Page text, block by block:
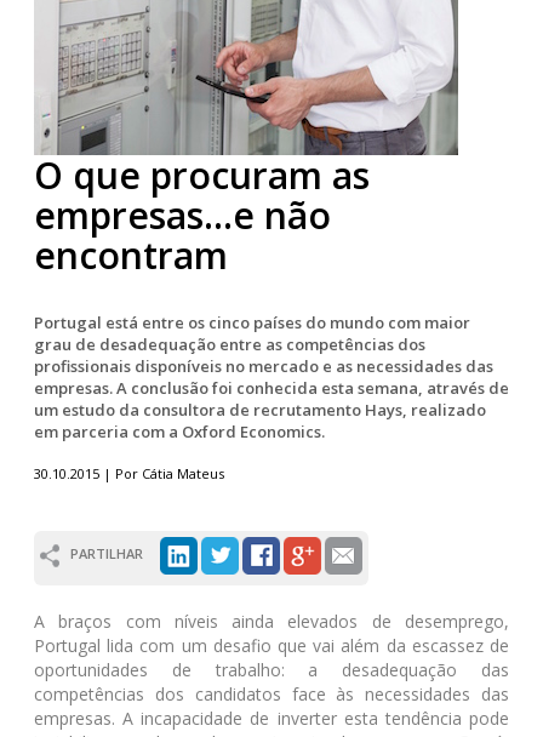
O que procuram as
empresas...e não
encontram
Portugal está entre os cinco países do mundo com maior
grau de desadequação entre as competências dos
profissionais disponíveis no mercado e as necessidades das
empresas. A conclusão foi conhecida esta semana, através de
um estudo da consultora de recrutamento Hays, realizado
em parceria com a Oxford Economics.
30.10.2015 | Por Cátia Mateus
PARTILHAR
A braços com níveis ainda elevados de desemprego,
Portugal lida com um desafio que vai além da escassez de
oportunidades de trabalho: a desadequação das
competências dos candidatos face às necessidades das
empresas. A incapacidade de inverter esta tendência pode